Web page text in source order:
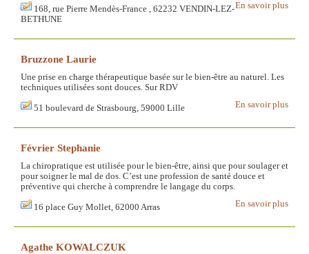
En savoir plus
168, rue Pierre Mendès-France , 62232 VENDIN-LEZ-
BETHUNE
Bruzzone Laurie
Une prise en charge thérapeutique basée sur le bien-être au naturel. Les
techniques utilisées sont douces. Sur RDV
En savoir plus
51 boulevard de Strasbourg, 59000 Lille
Février Stephanie
La chiropratique est utilisée pour le bien-être, ainsi que pour soulager et
pour soigner le mal de dos. C’est une profession de santé douce et
préventive qui cherche à comprendre le langage du corps.
En savoir plus
16 place Guy Mollet, 62000 Arras
Agathe KOWALCZUK